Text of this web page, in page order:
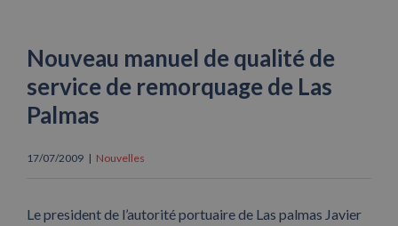
Nouveau manuel de qualité de
service de remorquage de Las
Palmas
17/07/2009 | Nouvelles
Le president de l’autorité portuaire de Las palmas Javier